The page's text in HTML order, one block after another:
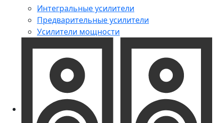
Интегральные усилители
Предварительные усилители
Усилители мощности